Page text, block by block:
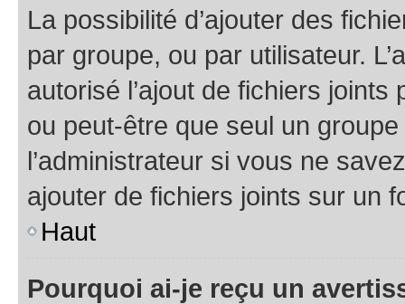
La possibilité d’ajouter des
par groupe, ou par utilisateur.
autorisé l’ajout de fichiers
ou peut-être que seul un
l’administrateur si vous ne
ajouter de fichiers joints sur un
Haut
Pourquoi ai-je reçu un